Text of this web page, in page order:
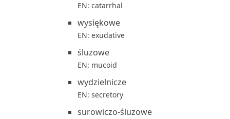
EN: catarrhal
wysiękowe
EN: exudative
śluzowe
EN: mucoid
wydzielnicze
EN: secretory
surowiczo-śluzowe